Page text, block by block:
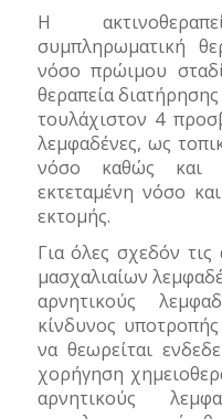
Η
συμπληρωματική
νόσο πρώιμου
θεραπεία
τουλάχιστον 4
λεμφαδένες, ως
νόσο καθώς και
εκτεταμένη νόσο
εκτομής.
Για όλες σχεδόν
μασχαλιαίων
αρνητικούς
κίνδυνος
να θεωρείται
χορήγηση
αρνητικούς